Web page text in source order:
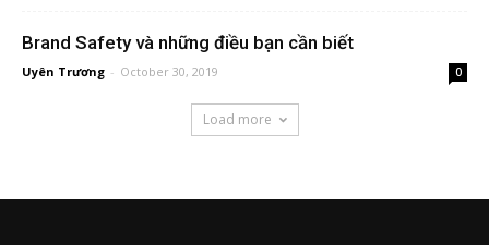
Brand Safety và những điều bạn cần biết
Uyên Trương - October 30, 2019 0
Load more